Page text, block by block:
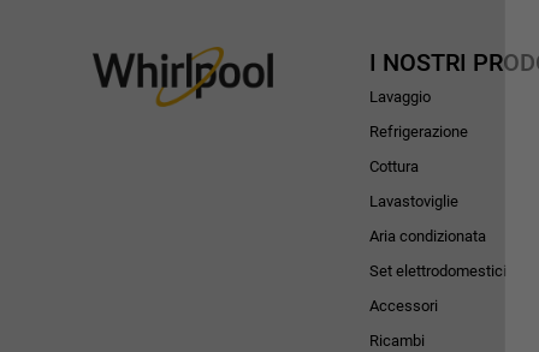
I NOSTRI
Lavaggio
Refrigerazione
Cottura
Lavastoviglie
Aria condizionata
Set elettrodomestici
Accessori
Ricambi